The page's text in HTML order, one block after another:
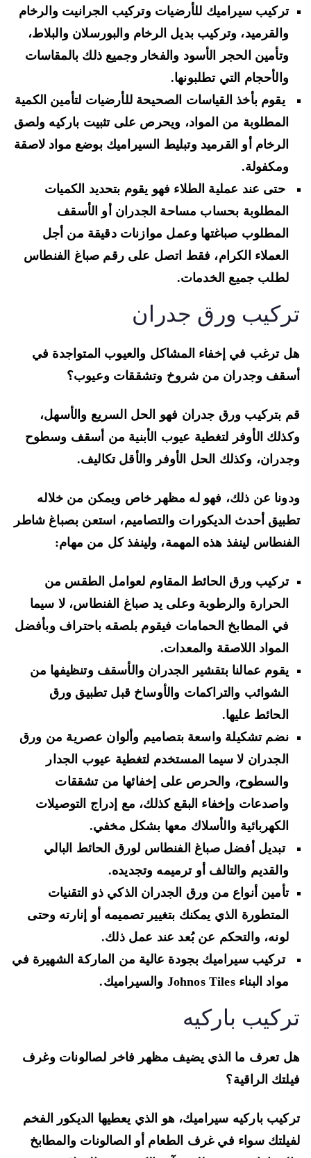
تركيب سيراميك للأرضيات وتركيب الجرانيت والرخام
والقرميد، وتركيب بديل الرخام والبورسلان والبلاط،
وتأمين الحجر الأسود والفخار وجميع ذلك بالمقاسات
والأحجام التي تطلبونها.
يقوم بأخذ القياسات الصحيحة للأرضيات لتأمين الكمية
المطلوبة من المواد، ويحرص على تثبيت باركيه ولصق
الرخام أو القرميد وتبليط السيراميك بوضع مواد لاصقة
ومكفولة.
حتى عند عملية الطلاء فهو يقوم بتحديد الكميات
المطلوبة بحساب مساحة الجدران أو الأسقف
المطلوب صباغتها وعمل موازنات دقيقة من أجل
العملاء الكرام، فقط اتصل على رقم صباغ الفنطاس
لطلب جميع الخدمات.
ورق جدران
ترغب في إخفاء المشاكل والعيوب المتواجدة في
وجدران من شروخ وتشققات وعيوب؟
بتركيب ورق جدران فهو الحل السريع والأسهل،
الأوفر لتغطية عيوب الأبنية من أسقف وسطوح
وكذلك الحل الأوفر والأقل تكاليف.
عن ذلك، فهو له مظهر خاص ويمكن من خلاله
أحدث الديكورات والتصاميم، استعن بصباغ شاطر
لينفذ هذه المهمة، ولينفذ كل من مهام:
تركيب ورق الحائط المقاوم لعوامل الطقس من
الحرارة والرطوبة وعلى يد صباغ الفنطاس، لا سيما
في المطابخ الحمامات فيقوم بلصقه باحتراف وبأفضل
المواد اللاصقة والمعدات.
يقوم عمالنا بتقشير الجدران والأسقف وتنظيفها من
الشوائب والتراكمات والأوساخ قبل تطبيق ورق
الحائط عليها.
نضم تشكيلة واسعة بتصاميم وألوان عصرية من ورق
الجدران لا سيما المستخدم لتغطية عيوب الجدار
والسطوح، والحرص على إخفائها من تشققات
واصدعات وإخفاء البقع كذلك، مع إدراج التوصيلات
الكهربائية والأسلاك معها بشكل مخفي.
تبديل أفضل صباغ الفنطاس لورق الحائط البالي
والقديم والتالف أو ترميمه وتجديده.
تأمين أنواع من ورق الجدران الذكي ذو التقنيات
المتطورة الذي يمكنك بتغيير تصميمه أو إنارته وحتى
لونه، والتحكم عن بُعد عند عمل ذلك.
تركيب سيراميك بجودة عالية من الماركة الشهيرة في
مواد البناء Johnos Tiles والسيراميك.
باركيه
تعرف ما الذي يضيف مظهر فاخر لصالونات وغرف
الراقية؟
باركيه سيراميك، هو الذي يعطيها الديكور الفخم
سواء في غرف الطعام أو الصالونات والمطابخ